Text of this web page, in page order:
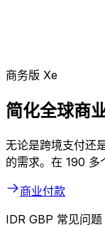
商务版 Xe
简化全球商
无论是跨境支付还
的需求。在 190 多
商业付款
IDR GBP 常见问题